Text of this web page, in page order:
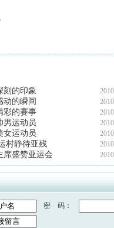
刻的印象
动的瞬间
彩的赛事
男运动员
女运动员
村静待亚残
席盛赞亚运会
密 码：